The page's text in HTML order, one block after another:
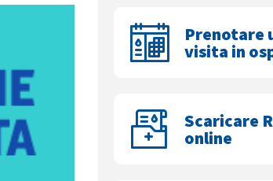
Prenotare
visita in
Scaricare
online